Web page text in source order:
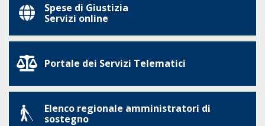
Spese di Giustizia
Servizi online
Portale dei Servizi Telematici
Elenco regionale amministratori di
sostegno